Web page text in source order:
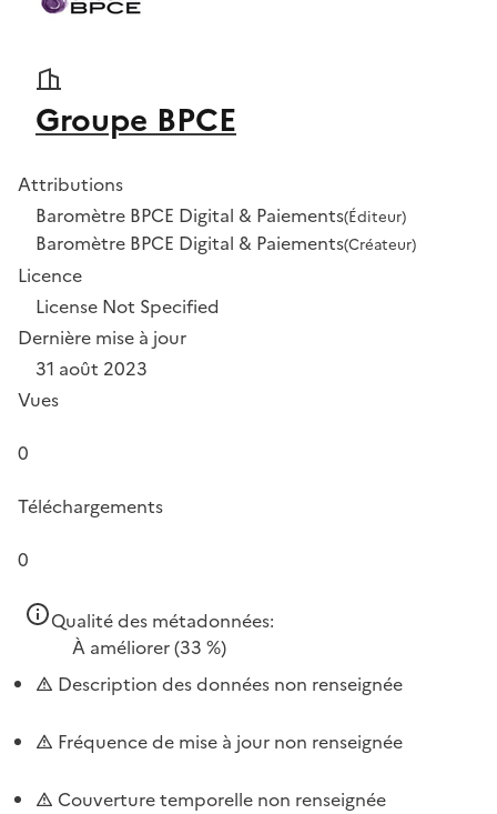
Groupe BPCE
Attributions
Baromètre BPCE Digital & Paiements(Éditeur)
Baromètre BPCE Digital & Paiements(Créateur)
Licence
License Not Specified
Dernière mise à jour
31 août 2023
Vues
0
Téléchargements
0
Qualité des métadonnées:
À améliorer(33 %)
Description des données non renseignée
Fréquence de mise à jour non renseignée
Couverture temporelle non renseignée